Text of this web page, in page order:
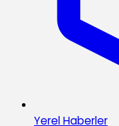
Yerel Haberler